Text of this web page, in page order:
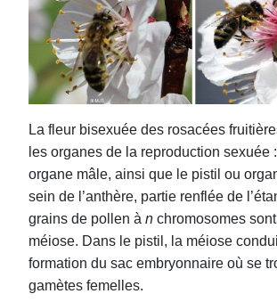
La fleur bisexuée des rosacées
les organes de la reproduction sexuée
organe mâle, ainsi que le pistil ou
sein de l’anthère, partie renflée de
grains de pollen à n chromosomes
méiose. Dans le pistil, la méiose
formation du sac embryonnaire où se
gamètes femelles.